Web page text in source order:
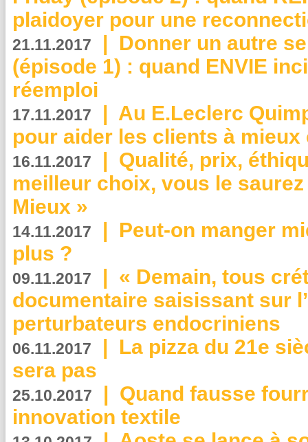
plaidoyer pour une
21.11.2017 | Donner un autre
(épisode 1) : quand ENVIE
réemploi
17.11.2017 | Au E.Leclerc
pour aider les clients à
16.11.2017 | Qualité, prix,
meilleur choix, vous le
Mieux »
14.11.2017 | Peut-on manger
plus ?
09.11.2017 | « Demain, tous
documentaire saisissant sur
perturbateurs endocriniens
06.11.2017 | La pizza du 21e
sera pas
25.10.2017 | Quand fausse
innovation textile